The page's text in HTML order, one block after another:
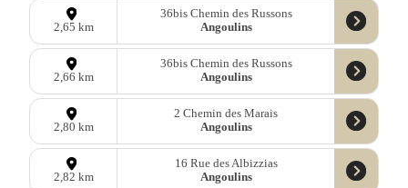
2,65 km
36bis Chemin des Russons
Angoulins
2,66 km
36bis Chemin des Russons
Angoulins
2,80 km
2 Chemin des Marais
Angoulins
2,82 km
16 Rue des Albizzias
Angoulins